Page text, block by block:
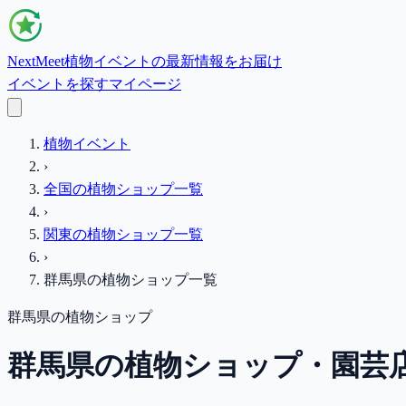
NextMeet植物イベントの最新情報をお届け
イベントを探すマイページ
植物イベント
›
全国の植物ショップ一覧
›
関東の植物ショップ一覧
›
群馬県の植物ショップ一覧
群馬県の植物ショップ
群馬県の植物ショップ・園芸